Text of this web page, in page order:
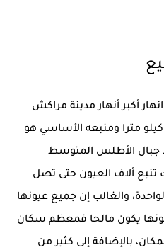
أكبر أنهار مدينة مراكش
مترا ومنبعه الأساسي هو
الأطلس المتوسط
تنبع ألاف العيون حتى تصل
والغالب إن جميع عيونها
يكون مالحا فمعظم سكان
بالإضافة إلى كثير من